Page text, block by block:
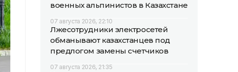
военных альпинистов в Казахстане
07 августа 2026, 22:10
Лжесотрудники электросетей
обманывают казахстанцев под
предлогом замены счетчиков
07 августа 2026, 21:35